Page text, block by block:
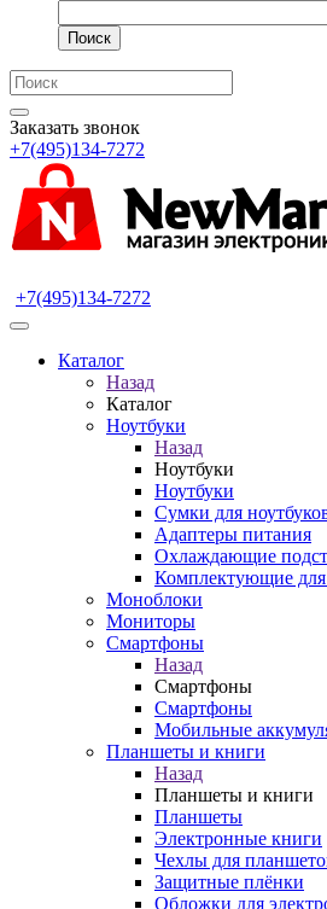
Поиск
Заказать звонок
+7(495)134-7272
+7(495)134-7272
Каталог
Назад
Каталог
Ноутбуки
Назад
Ноутбуки
Ноутбуки
Сумки для
Адаптеры питания
Охлаждающие
Комплектующие для
Моноблоки
Мониторы
Смартфоны
Назад
Смартфоны
Смартфоны
Мобильные
Планшеты и книги
Назад
Планшеты и книги
Планшеты
Электронные книги
Чехлы для
Защитные плёнки
Обложки для